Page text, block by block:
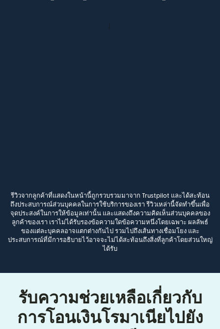
รีวิวจากลูกค้าที่แสดงในหน้านี้ถูกรวบรวมมาจาก Trustpilot และได้สะท้อน
ถึงประสบการณ์ส่วนบุคคลในการใช้บริการของเรา รีวิวเหล่านี้จัดทำขึ้นเพื่อ
จุดประสงค์ในการให้ข้อมูลเท่านั้น และแสดงถึงความคิดเห็นส่วนบุคคลของ
ลูกค้าของเรา เราไม่ได้รับรองข้อความใดข้อความหนึ่งโดยเฉพาะ ผลลัพธ์
ของแต่ละบุคคลอาจแตกต่างกันไป รวมไปถึงเส้นทางเชื่อมโยง และ
ประสบการณ์ที่มีการอธิบายไว้อาจจะไม่ได้สะท้อนถึงสิ่งที่ลูกค้าโดยส่วนใหญ่
ได้รับ
รับความช่วยเหลือเกี่ยวกับ
การโอนเงินโรมาเนียไปยัง